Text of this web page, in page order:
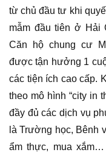
từ chủ đầu tư khi
mẫm đầu tiên ở Hải
Căn hộ chung cư
được tận hưởng 1
các tiện ích cao cấp.
theo mô hình “city in
đầy đủ các dịch vụ
là Trường học, Bênh
ẩm thực, mua